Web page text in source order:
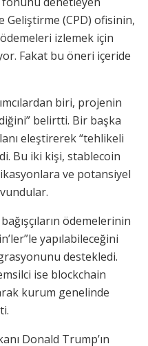
Geliştirme (CPD) ofisinin,
izlemek için
Fakat bu öneri içeride
biri, projenin
belirtti. Bir başka
eleştirerek “tehlikeli
Bu iki kişi, stablecoin
ve potansiyel
ödemelerinin
yapılabileceğini
destekledi.
ise blockchain
kurum genelinde
Donald Trump’ın